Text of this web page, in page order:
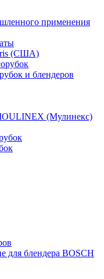
применения
(США)
и блендеров
(Мулинекс)
для блендера BOSCH